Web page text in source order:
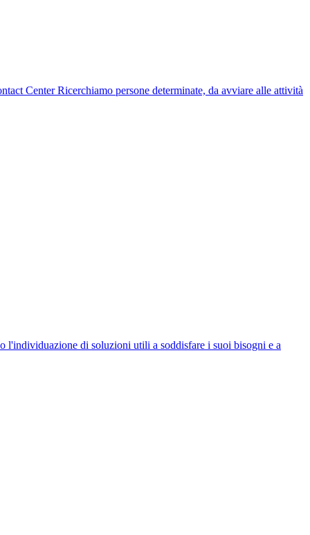
Center Ricerchiamo persone determinate, da avviare alle attività
l'individuazione di soluzioni utili a soddisfare i suoi bisogni e a